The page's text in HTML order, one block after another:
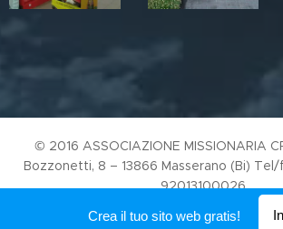
© 2016 ASSOCIAZIONE MISSIONARIA
Bozzonetti, 8 – 13866 Masserano (Bi)
92013100026
Creato conWebnode
Crea il tuo sito web gratis!